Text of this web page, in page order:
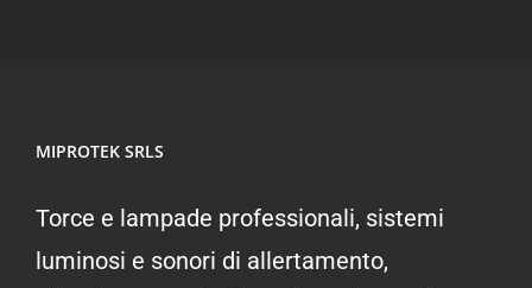
MIPROTEK SRLS
Torce e lampade professionali, sistemi
luminosi e sonori di allertamento,